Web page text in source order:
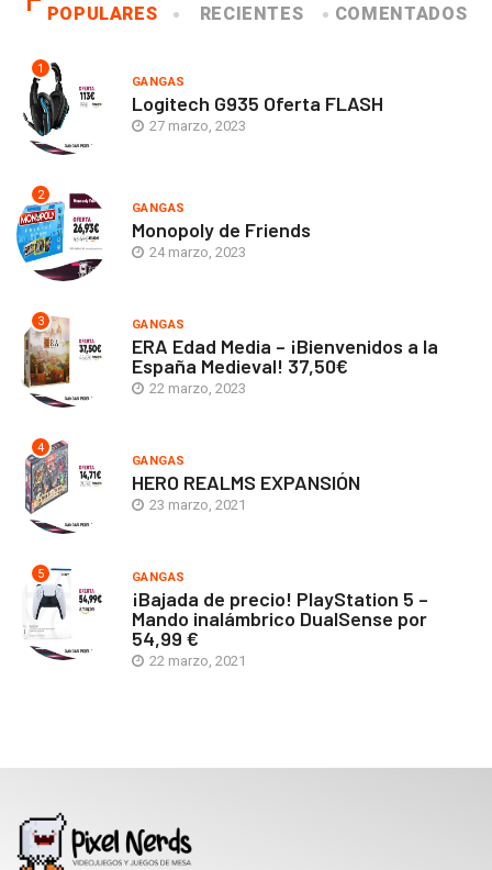
POPULARES RECIENTES COMENTADOS
1
GANGAS
Logitech G935 Oferta FLASH
27 marzo, 2023
2
GANGAS
Monopoly de Friends
24 marzo, 2023
3 GANGAS
ERA Edad Media – ¡Bienvenidos a la
España Medieval! 37,50€
22 marzo, 2023
4
GANGAS
HERO REALMS EXPANSIÓN
23 marzo, 2021
5 GANGAS
¡Bajada de precio! PlayStation 5 –
Mando inalámbrico DualSense por
54,99 €
22 marzo, 2021